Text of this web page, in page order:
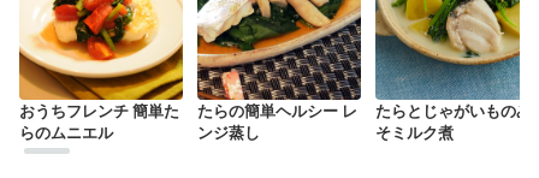
おうちフレンチ 簡単た
らのムニエル
たらの簡単ヘルシー レ
ンジ蒸し
たらとじゃがいものみ
そミルク煮